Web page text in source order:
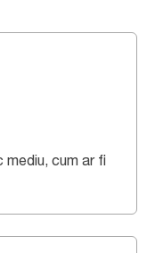
cum ar fi